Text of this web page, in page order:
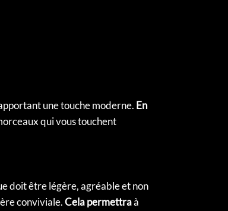
une touche moderne. En
qui vous touchent
doit être légère, agréable et non
conviviale.Cela permettraà